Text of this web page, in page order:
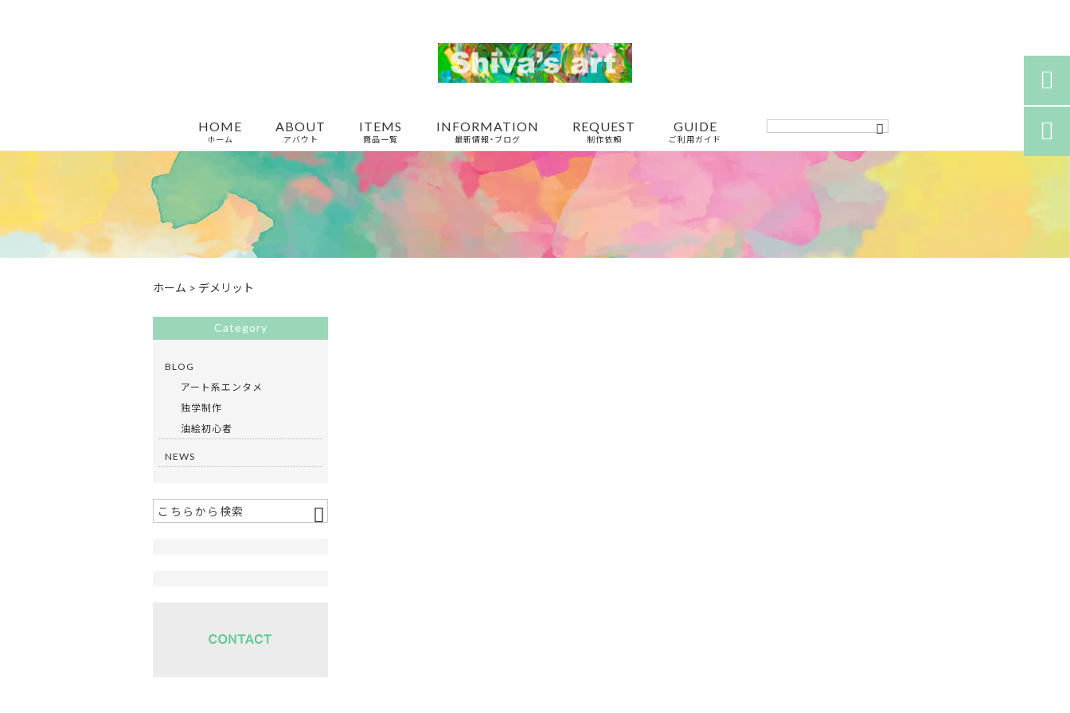
HOME
ホーム
ABOUT
アバウト
ITEMS
商品一覧
INFORMATION
最新情報・ブログ
REQUEST
制作依頼
GUIDE
ご利用ガイド
ホーム > デメリット
Category
BLOG
アート系エンタメ
独学制作
油絵初心者
NEWS

